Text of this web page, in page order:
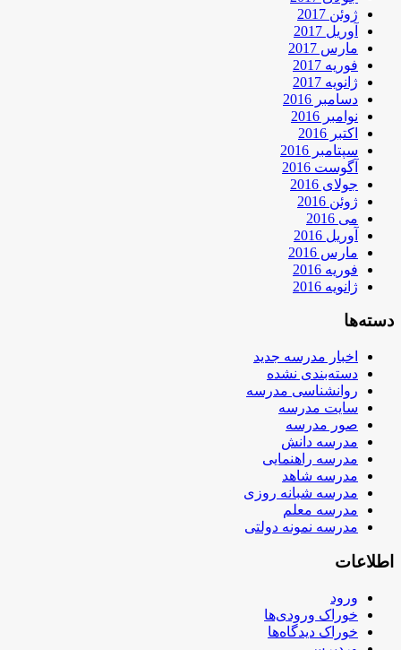
ژوئن 2017
آوریل 2017
مارس 2017
فوریه 2017
ژانویه 2017
دسامبر 2016
نوامبر 2016
اکتبر 2016
سپتامبر 2016
آگوست 2016
جولای 2016
ژوئن 2016
می 2016
آوریل 2016
مارس 2016
فوریه 2016
ژانویه 2016
دسته‌ها
اخبار مدرسه جدید
دسته‌بندی نشده
روانشناسی مدرسه
سایت مدرسه
صور مدرسه
مدرسه دانش
مدرسه راهنمایی
مدرسه شاهد
مدرسه شبانه روزی
مدرسه معلم
مدرسه نمونه دولتی
اطلاعات
ورود
خوراک ورودی‌ها
خوراک دیدگاه‌ها